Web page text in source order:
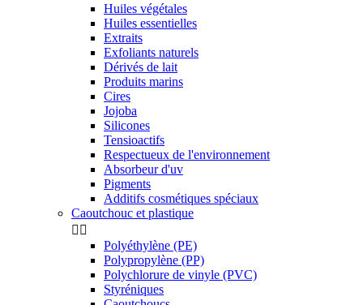
Huiles végétales
Huiles essentielles
Extraits
Exfoliants naturels
Dérivés de lait
Produits marins
Cires
Jojoba
Silicones
Tensioactifs
Respectueux de l'environnement
Absorbeur d'uv
Pigments
Additifs cosmétiques spéciaux
Caoutchouc et plastique
 
Polyéthylène (PE)
Polypropylène (PP)
Polychlorure de vinyle (PVC)
Styréniques